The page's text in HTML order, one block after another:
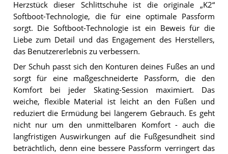
Herzstück dieser Schlittschuhe ist die originale „K2“
Softboot-Technologie, die für eine optimale Passform
sorgt. Die Softboot-Technologie ist ein Beweis für die
Liebe zum Detail und das Engagement des Herstellers,
das Benutzererlebnis zu verbessern.
Der Schuh passt sich den Konturen deines Fußes an und
sorgt für eine maßgeschneiderte Passform, die den
Komfort bei jeder Skating-Session maximiert. Das
weiche, flexible Material ist leicht an den Füßen und
reduziert die Ermüdung bei längerem Gebrauch. Es geht
nicht nur um den unmittelbaren Komfort - auch die
langfristigen Auswirkungen auf die Fußgesundheit sind
beträchtlich, denn eine bessere Passform verringert das